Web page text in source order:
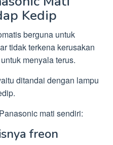
Kedip
berguna untuk
tidak terkena kerusakan
menyala terus.
ditandai dengan lampu
mati sendiri:
freon